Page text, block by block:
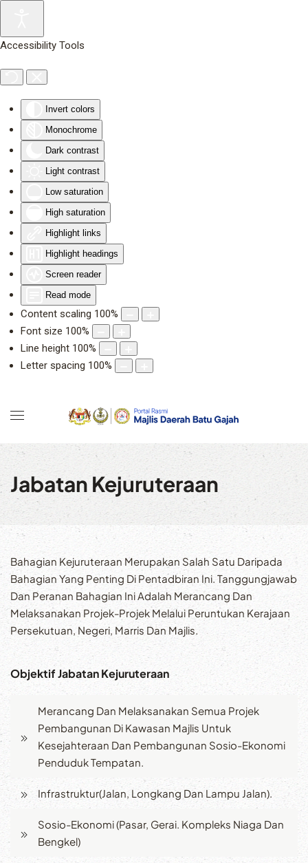
Accessibility Tools
Invert colors
Monochrome
Dark contrast
Light contrast
Low saturation
High saturation
Highlight links
Highlight headings
Screen reader
Read mode
Content scaling 100%
Font size 100%
Line height 100%
Letter spacing 100%
Jabatan Kejuruteraan
Bahagian Kejuruteraan Merupakan Salah Satu Daripada
Bahagian Yang Penting Di Pentadbiran Ini. Tanggungjawab
Dan Peranan Bahagian Ini Adalah Merancang Dan
Melaksanakan Projek-Projek Melalui Peruntukan Kerajaan
Persekutuan, Negeri, Marris Dan Majlis.
Objektif Jabatan Kejuruteraan
Merancang Dan Melaksanakan Semua Projek
Pembangunan Di Kawasan Majlis Untuk
Kesejahteraan Dan Pembangunan Sosio-Ekonomi
Penduduk Tempatan.
Infrastruktur(Jalan, Longkang Dan Lampu Jalan).
Sosio-Ekonomi (Pasar, Gerai. Kompleks Niaga Dan
Bengkel)